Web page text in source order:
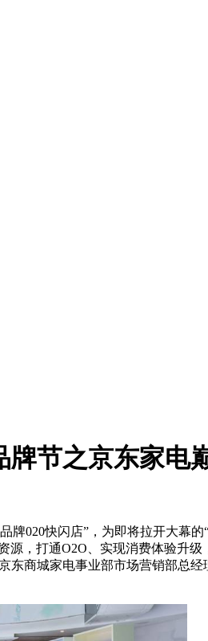
节之京东家电
020快闪店”，为即将拉开大幕
，打通O2O、实现消费体验升
商城家电事业部市场营销部总